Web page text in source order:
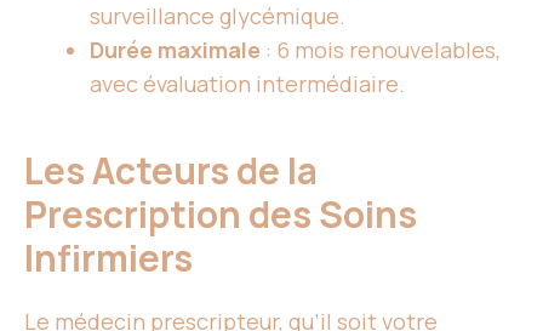
surveillance glycémique.
Durée maximale : 6 mois renouvelables,
avec évaluation intermédiaire.
Les Acteurs de la
Prescription des Soins
Infirmiers
Le médecin prescripteur, qu’il soit votre